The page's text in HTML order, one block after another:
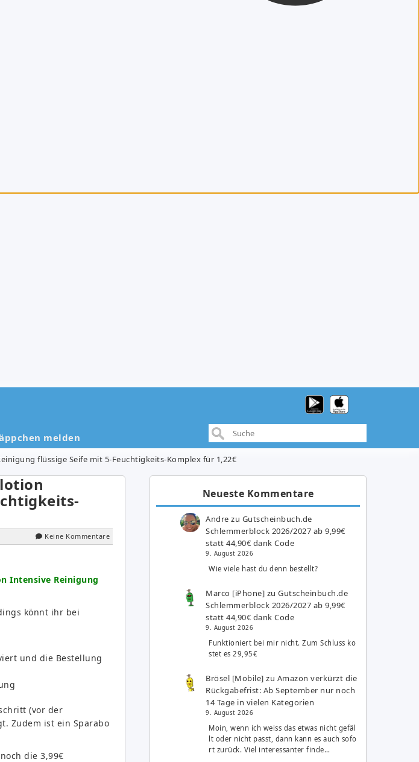
melden
flüssige Seife mit 5-Feuchtigkeits-Komplex für 1,22€
Keine Kommentare
Intensive Reinigung
könnt ihr bei
und die Bestellung
(vor der
Zudem ist ein Sparabo
die 3,99€
Neueste Kommentare
Andre zu Gutscheinbuch.de
Schlemmerblock 2026/2027 ab 9,99€
statt 44,90€ dank Code
9. August 2026
Wie viele hast du denn bestellt?
Marco [iPhone] zuGutscheinbuch.de
Schlemmerblock 2026/2027 ab 9,99€
statt 44,90€ dank Code
9. August 2026
Funktioniert bei mir nicht. Zum Schluss ko
stet es 29,95€
Brösel [Mobile] zu Amazon verkürzt die
Rückgabefrist: Ab September nur noch
14 Tage in vielen Kategorien
9. August 2026
Moin, wenn ich weiss das etwas nicht gefäl
lt oder nicht passt, dann kann es auch sofo
rt zurück. Viel interessanter finde…